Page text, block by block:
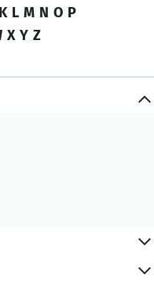
K L M N O P
X Y Z